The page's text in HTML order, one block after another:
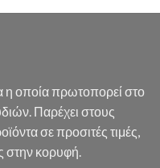
η οποία πρωτοπορεί στο
Παρέχει στους
σε προσιτές τιμές,
στην κορυφή.